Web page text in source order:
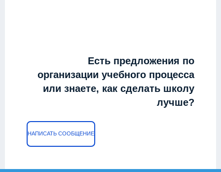
Есть предложения по
организации учебного процесса
или знаете, как сделать школу
лучше?
НАПИСАТЬ СООБЩЕНИЕ